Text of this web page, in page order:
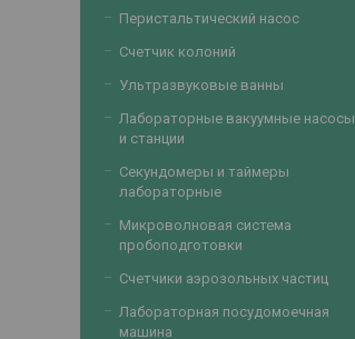
Перистальтический насос
Счетчик колоний
Ультразвуковые ванны
Лабораторные вакуумные насосы
и станции
Секундомеры и таймеры
лабораторные
Микроволновая система
пробоподготовки
Счетчики аэрозольных частиц
Лабораторная посудомоечная
машина